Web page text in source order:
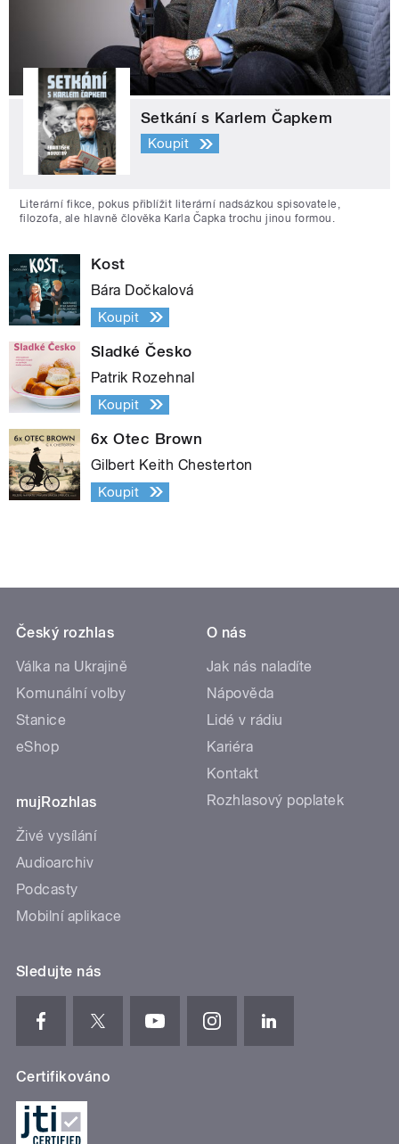
Setkání s Karlem Čapkem
Koupit
Literární fikce, pokus přiblížit literární nadsázkou spisovatele,
filozofa, ale hlavně člověka Karla Čapka trochu jinou formou.
Kost
Bára Dočkalová
Koupit
Sladké Česko
Patrik Rozehnal
Koupit
6x Otec Brown
Gilbert Keith Chesterton
Koupit
Český rozhlas
Válka na Ukrajině
Komunální volby
Stanice
eShop
mujRozhlas
Živé vysílání
Audioarchiv
Podcasty
Mobilní aplikace
O nás
Jak nás naladíte
Nápověda
Lidé v rádiu
Kariéra
Kontakt
Rozhlasový poplatek
Sledujte nás
Certifikováno